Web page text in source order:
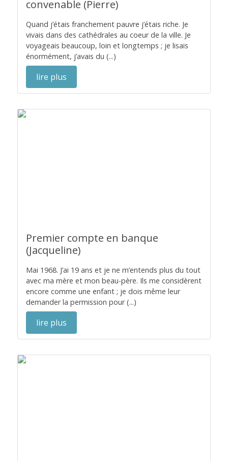
convenable (Pierre)
Quand j’étais franchement pauvre j’étais riche. Je
vivais dans des cathédrales au coeur de la ville. Je
voyageais beaucoup, loin et longtemps ; je lisais
énormément, j’avais du (...)
lire plus
Premier compte en banque
(Jacqueline)
Mai 1968. J’ai 19 ans et je ne m’entends plus du tout
avec ma mère et mon beau-père. Ils me considèrent
encore comme une enfant ; je dois même leur
demander la permission pour (...)
lire plus